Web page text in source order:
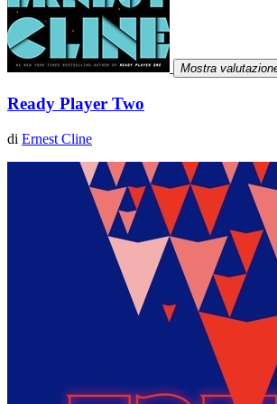
Mostra
Ready Player Two
di Ernest Cline